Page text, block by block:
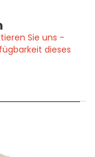
Sie uns -
dieses